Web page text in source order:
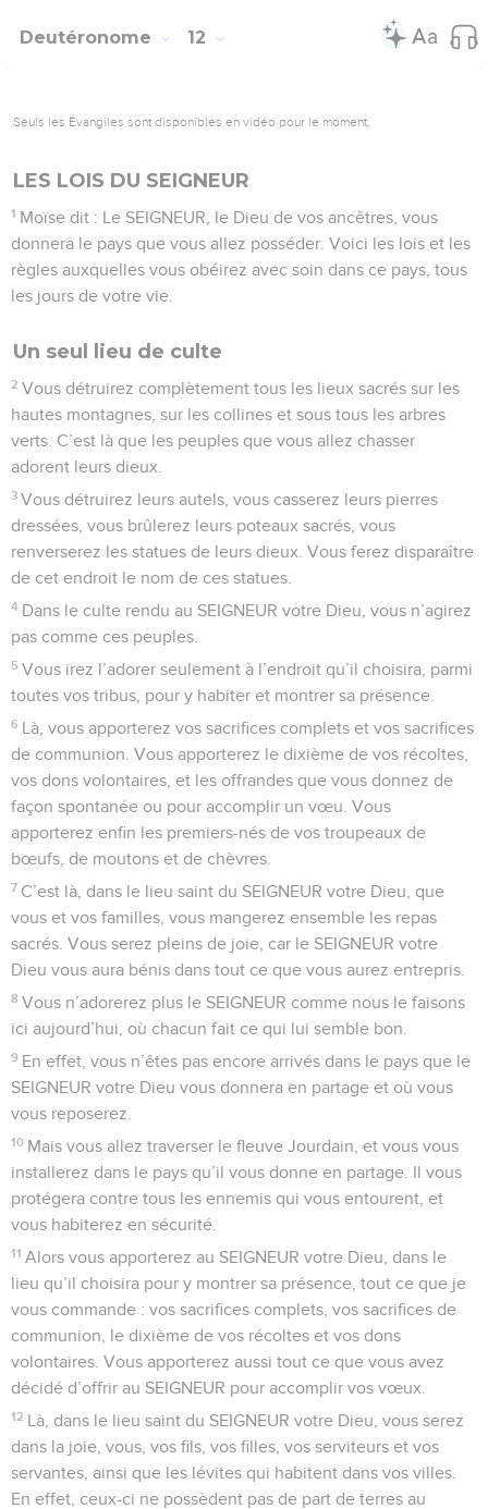
Deutéronome 12
Seuls les Évangiles sont disponibles en vidéo pour le moment.
LES LOIS DU SEIGNEUR
1 Moïse dit : Le SEIGNEUR, le Dieu de vos ancêtres, vous
donnera le pays que vous allez posséder. Voici les lois et les
règles auxquelles vous obéirez avec soin dans ce pays, tous
les jours de votre vie.
Un seul lieu de culte
2 Vous détruirez complètement tous les lieux sacrés sur les
hautes montagnes, sur les collines et sous tous les arbres
verts. C’est là que les peuples que vous allez chasser
adorent leurs dieux.
3 Vous détruirez leurs autels, vous casserez leurs pierres
dressées, vous brûlerez leurs poteaux sacrés, vous
renverserez les statues de leurs dieux. Vous ferez disparaître
de cet endroit le nom de ces statues.
4 Dans le culte rendu au SEIGNEUR votre Dieu, vous n’agirez
pas comme ces peuples.
5 Vous irez l’adorer seulement à l’endroit qu’il choisira, parmi
toutes vos tribus, pour y habiter et montrer sa présence.
6 Là, vous apporterez vos sacrifices complets et vos sacrifices
de communion. Vous apporterez le dixième de vos récoltes,
vos dons volontaires, et les offrandes que vous donnez de
façon spontanée ou pour accomplir un vœu. Vous
apporterez enfin les premiers-nés de vos troupeaux de
bœufs, de moutons et de chèvres.
7 C’est là, dans le lieu saint du SEIGNEUR votre Dieu, que
vous et vos familles, vous mangerez ensemble les repas
sacrés. Vous serez pleins de joie, car le SEIGNEUR votre
Dieu vous aura bénis dans tout ce que vous aurez entrepris.
8 Vous n’adorerez plus le SEIGNEUR comme nous le faisons
ici aujourd’hui, où chacun fait ce qui lui semble bon.
9 En effet, vous n’êtes pas encore arrivés dans le pays que le
SEIGNEUR votre Dieu vous donnera en partage et où vous
vous reposerez.
10 Mais vous allez traverser le fleuve Jourdain, et vous vous
installerez dans le pays qu’il vous donne en partage. Il vous
protégera contre tous les ennemis qui vous entourent, et
vous habiterez en sécurité.
11 Alors vous apporterez au SEIGNEUR votre Dieu, dans le
lieu qu’il choisira pour y montrer sa présence, tout ce que je
vous commande : vos sacrifices complets, vos sacrifices de
communion, le dixième de vos récoltes et vos dons
volontaires. Vous apporterez aussi tout ce que vous avez
décidé d’offrir au SEIGNEUR pour accomplir vos vœux.
12 Là, dans le lieu saint du SEIGNEUR votre Dieu, vous serez
dans la joie, vous, vos fils, vos filles, vos serviteurs et vos
servantes, ainsi que les lévites qui habitent dans vos villes.
En effet, ceux-ci ne possèdent pas de part de terres au